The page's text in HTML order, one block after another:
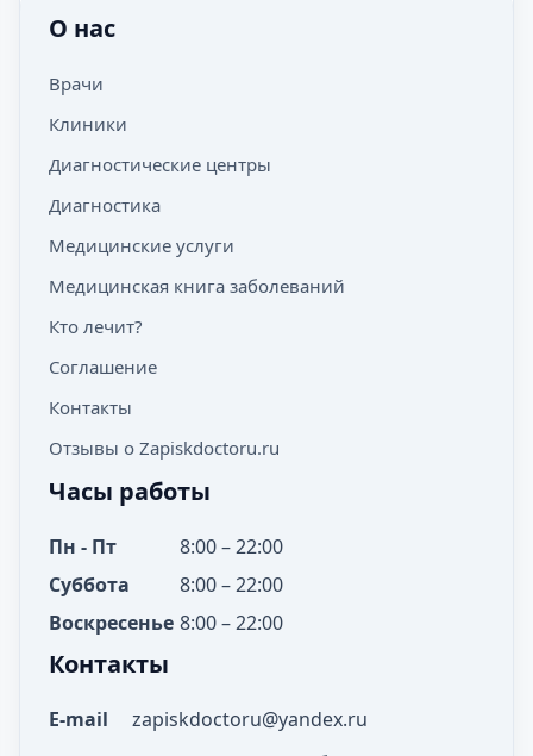
О нас
Врачи
Клиники
Диагностические центры
Диагностика
Медицинские услуги
Медицинская книга заболеваний
Кто лечит?
Соглашение
Контакты
Отзывы о Zapiskdoctoru.ru
Часы работы
Пн - Пт
8:00 – 22:00
Суббота
8:00 – 22:00
Воскресенье 8:00 – 22:00
Контакты
E-mail zapiskdoctoru@yandex.ru